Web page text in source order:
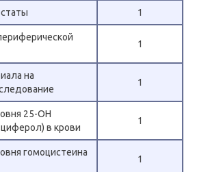
1
1
на
1
25-OH
в крови
1
гомоцистеина
1